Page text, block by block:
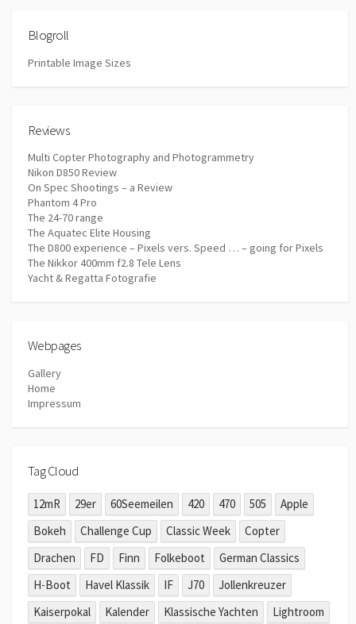
Blogroll
Printable Image Sizes
Reviews
Multi Copter Photography and Photogrammetry
Nikon D850 Review
On Spec Shootings – a Review
Phantom 4 Pro
The 24-70 range
The Aquatec Elite Housing
The D800 experience – Pixels vers. Speed … – going for Pixels
The Nikkor 400mm f2.8 Tele Lens
Yacht & Regatta Fotografie
Webpages
Gallery
Home
Impressum
Tag Cloud
12mR 29er 60Seemeilen 420 470 505
Apple
Bokeh
Challenge Cup Classic Week
Copter
Drachen
FD Finn Folkeboot
German Classics
H-Boot
Havel Klassik IF J70
Jollenkreuzer
Kaiserpokal
Kalender Klassische Yachten
Lightroom